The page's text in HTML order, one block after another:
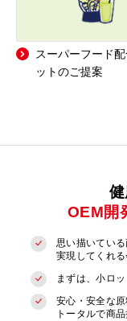
スーパーフード
ットのご提案
OEM開
思い描いている
実現してくれる
まずは、小ロ
安心・安全な原
トータルで商